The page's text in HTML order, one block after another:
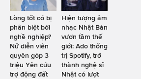
Lòng tốt có bị
phân biệt bởi
nghề nghiệp?
Nữ diễn viên
quyên góp 3
triệu Yên cứu
trợ động đất
Hiện tượng âm
nhạc Nhật Bản
vươn tầm thế
giới: Ado thống
trị Spotify, trở
thành nghệ sĩ
Nhật có lượt